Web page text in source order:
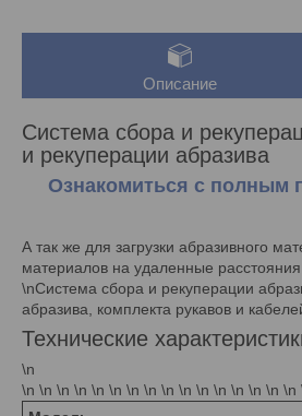
Описание
Система сбора и
и рекуперации абразива
Ознакомиться с полным
А так же для загрузки абразивного
материалов на удаленные
\nСистема сбора и рекуперации
абразива, комплекта рукавов и
Технические
\n
\n \n \n \n \n \n \n \n \n \n \n \n \n \n \n \n